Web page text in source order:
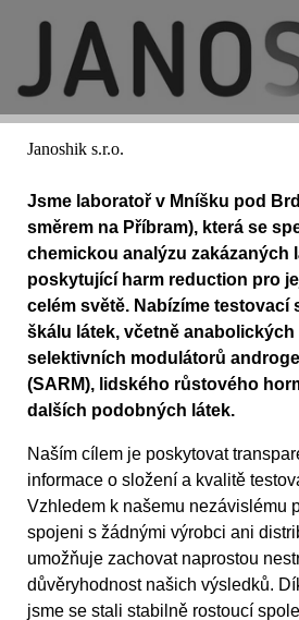
Janoshik s.r.o.
Jsme laboratoř v Mníšku pod
směrem na Příbram), která se
chemickou analýzu zakázaných
poskytující harm reduction pro
celém světě. Nabízíme testovací
škálu látek, včetně
selektivních modulátorů
(SARM), lidského růstového
dalších podobných látek.
Naším cílem je poskytovat
informace o složení a kvalitě
Vzhledem k našemu nezávislému
spojeni s žádnými výrobci ani
umožňuje zachovat naprostou
důvěryhodnost našich výsledků.
jsme se stali stabilně rostoucí